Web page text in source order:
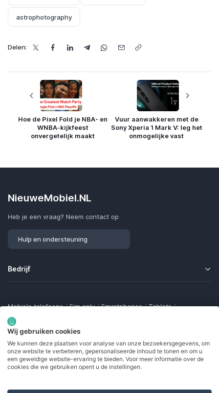
astrophotography
Delen:
Hoe de Pixel Fold je NBA- en
WNBA-kijkfeest
onvergetelijk maakt
Vuur aanwakkeren met de
Sony Xperia 1 Mark V: leg het
onmogelijke vast
NieuweMobiel.NL
Heb je een vraag? Neem contact op
Hulp en ondersteuning
Bedrijf
Mobiele telefoons / Sim only / Smartphones / Tablets /
Smartwatches
Bluetooth trackers / Opladers
Samsung Galaxy
Gamingtelefoons / Foldables / Robuuste telefoons /
Seniorentelefoons / Waterdichte telefoons / Refurbished
Wij gebruiken cookies
We kunnen deze plaatsen voor analyse van onze bezoekersgegevens, om
onze website te verbeteren, gepersonaliseerde inhoud te tonen en om u
een geweldige website-ervaring te bieden. Voor meer informatie over de
cookies die we gebruiken opent u de instellingen.